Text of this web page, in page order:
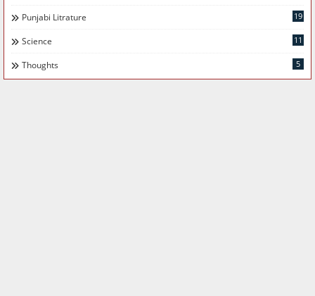
Punjabi Litrature 19
Science 11
Thoughts 5